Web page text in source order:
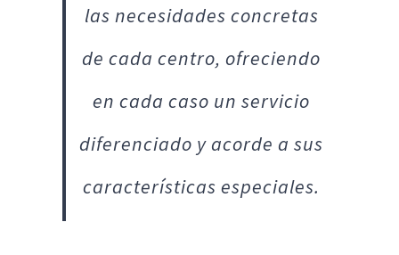
las necesidades concretas
de cada centro, ofreciendo
en cada caso un servicio
diferenciado y acorde a sus
características especiales.